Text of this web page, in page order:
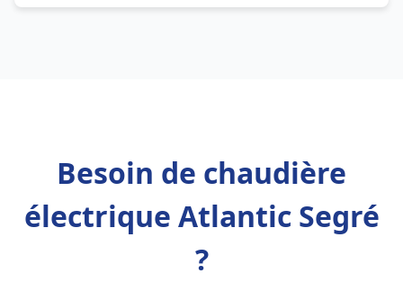
Besoin de chaudière
électrique Atlantic Segré
?